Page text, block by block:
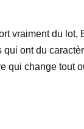
vraiment du lot,
ont du
qui change